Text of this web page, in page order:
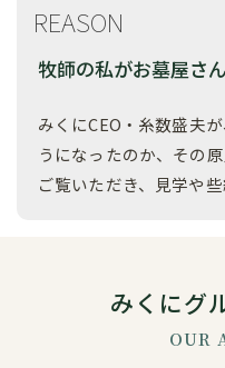
REASON
牧師の私がお墓屋さ
みくにCEO・糸数盛夫
うになったのか、その
ご覧いただき、見学や
OUR
みくにグ